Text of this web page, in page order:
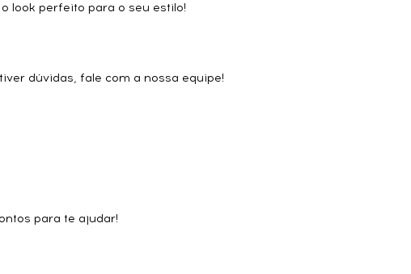
look perfeito para o seu estilo!
dúvidas, fale com a nossa equipe!
para te ajudar!